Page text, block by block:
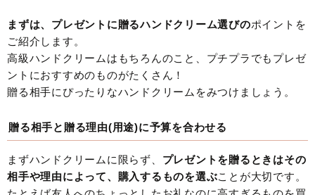
まずは、プレゼントに贈るハンドクリーム選びのポイントを
ご紹介します。
高級ハンドクリームはもちろんのこと、プチプラでもプレゼ
ントにおすすめのものがたくさん！
贈る相手にぴったりなハンドクリームをみつけましょう。
贈る相手と贈る理由(用途)に予算を合わせる
まずハンドクリームに限らず、 プレゼントを贈るときはその
相手や理由によって、購入するものを選ぶことが大切です。